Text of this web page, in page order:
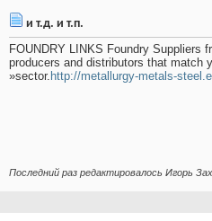
и т.д. и т.п.
FOUNDRY LINKS Foundry Suppliers
producers and distributors that match
»sector. http://metallurgy-metals-
Последний раз редактировалось Игорь